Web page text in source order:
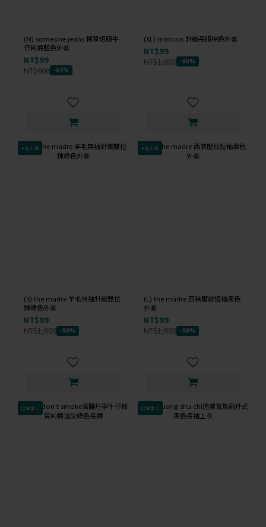
(M) someone jeans 棉質短版牛
仔純棉藍色外套
NT$99
NT$600 -84%
(XL) mancos 針織長版棕色外套
NT$99
NT$1,000 -90%
✦新上架
(S) the madre 羊毛無袖針織雙拉
鍊綠色外套
NT$99
NT$1,000 -90%
✦新上架
(L) the madre 西裝壓紋短袖黑色
外套
NT$99
NT$1,000 -90%
已降價↓ 已降價↓